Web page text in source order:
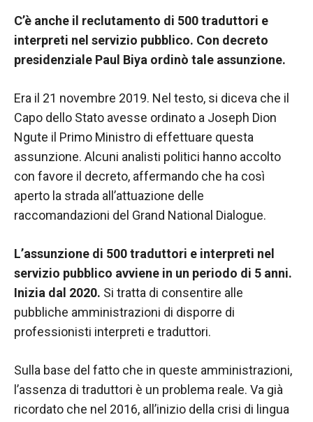
C’è anche il reclutamento di 500 traduttori e
interpreti nel servizio pubblico. Con decreto
presidenziale Paul Biya ordinò tale assunzione.
Era il 21 novembre 2019. Nel testo, si diceva che il
Capo dello Stato avesse ordinato a Joseph Dion
Ngute il Primo Ministro di effettuare questa
assunzione. Alcuni analisti politici hanno accolto
con favore il decreto, affermando che ha così
aperto la strada all’attuazione delle
raccomandazioni del Grand National Dialogue.
L’assunzione di 500 traduttori e interpreti nel
servizio pubblico avviene in un periodo di 5 anni.
Inizia dal 2020. Si tratta di consentire alle
pubbliche amministrazioni di disporre di
professionisti interpreti e traduttori.
Sulla base del fatto che in queste amministrazioni,
l’assenza di traduttori è un problema reale. Va già
ricordato che nel 2016, all’inizio della crisi di lingua